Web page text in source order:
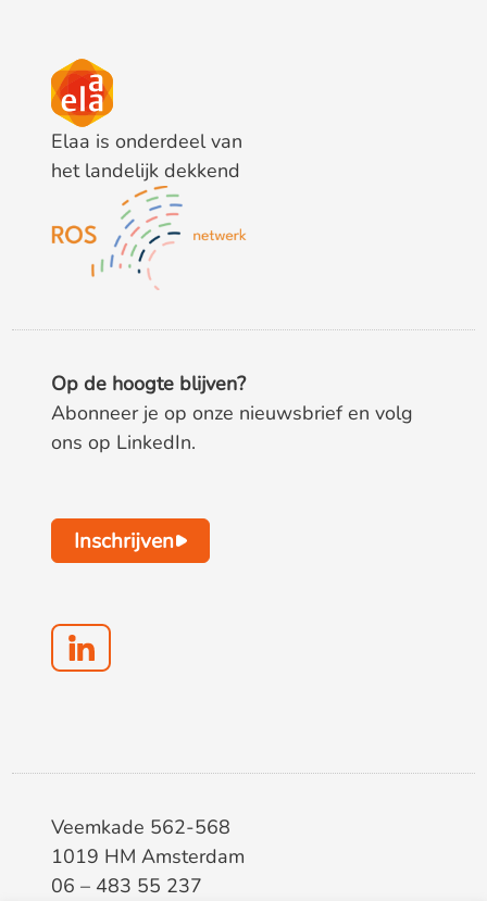
Elaa is onderdeel van
het landelijk dekkend
Op de hoogte blijven?
Abonneer je op onze nieuwsbrief en volg
ons op LinkedIn.
Inschrijven
Veemkade 562-568
1019 HM Amsterdam
06 – 483 55 237